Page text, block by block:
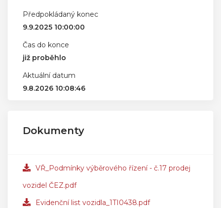
Předpokládaný konec
9.9.2025 10:00:00
Čas do konce
již proběhlo
Aktuální datum
9.8.2026 10:08:46
Dokumenty
VŘ_Podmínky výběrového řízení - č.17 prodej
vozidel ČEZ.pdf
Evidenční list vozidla_1TI0438.pdf